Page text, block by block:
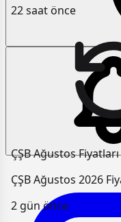
22 saat önce
ÇŞB Ağustos Fiyatları
ÇŞB Ağustos 2026
2 gün önce